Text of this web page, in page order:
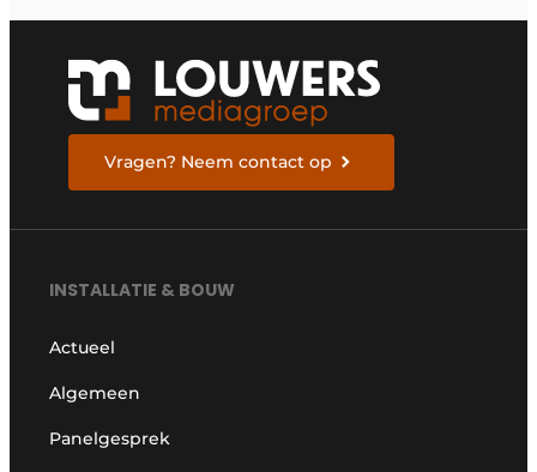
Vragen? Neem contact op
INSTALLATIE & BOUW
Actueel
Algemeen
Panelgesprek